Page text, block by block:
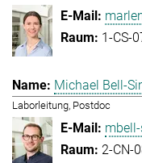
1-CS-
Michael Bell-
Laborleitung, Postdoc
2-CN-